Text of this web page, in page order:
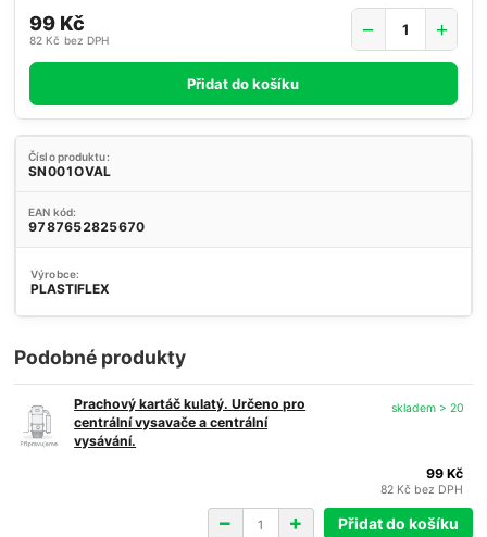
99 Kč
82 Kč bez DPH
Přidat do košíku
Číslo produktu:
SN001OVAL
EAN kód:
9787652825670
Výrobce:
PLASTIFLEX
Podobné produkty
Prachový kartáč kulatý. Určeno pro
centrální vysavače a centrální
vysávání.
99 Kč
82 Kč bez DPH
skladem > 20
Přidat do košíku